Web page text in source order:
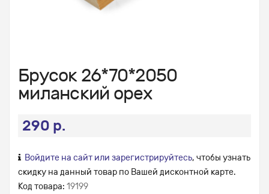
Брусок 26*70*2050
миланский орех
290 р.
Войдите на сайт или зарегистрируйтесь, чтобы узнать
скидку на данный товар по Вашей дисконтной карте.
Код товара: 19199